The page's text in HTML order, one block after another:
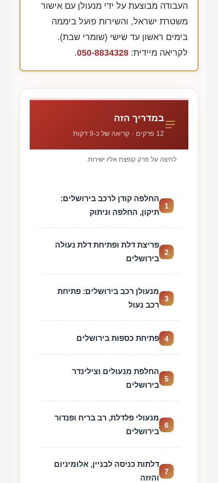
העבודה מבוצעת על ידי מנעולן עם אישור
משטרת ישראל, והשירות פועל ביממה
בימים ראשון עד שישי (שומרי שבת).
לקריאה מיידית: 050-8834328
.
במדריך הזה
12 פרקים · קריאה של כ-9 דקות
לחיצה על פרק קופצת אליו ישירות.
1
החלפה קודן לרכב בירושלים:
תיקון, החלפה וניתוק
2
פריצת דלת ופתיחת דלת נעולה
בירושלים
3
מנעולן רכב בירושלים: פתיחת
רכב נעול
4 פתיחת כספות בירושלים
5
החלפת מנעולים וצילינדר
בירושלים
6
מנעולי פלדלת, רב בריח ופנדור
בירושלים
7
דלתות כניסה לבניין, אלומיניום
והזזה